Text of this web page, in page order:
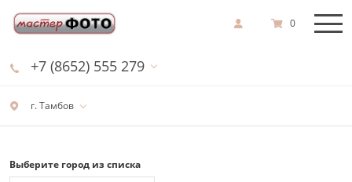
г. Тамбов
+7 (8652) 555 279
0
Выберите город из списка